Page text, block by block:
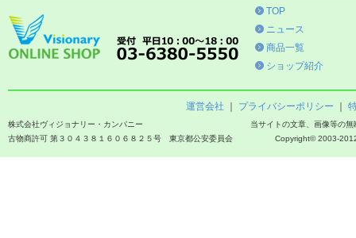
TOP
ニュース
商品一覧
ショップ紹介
運営会社 プライバシーポリシー
当サイトの文章、画像等の
Copyright© 2003-
株式会社ヴィジョナリー・カンパニー
古物商許可 第３０４３８１６０６８２５号 東京都公安委員会